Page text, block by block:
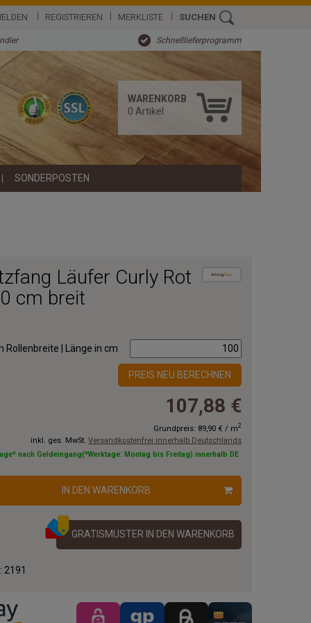
REGISTRIEREN MERKLISTE SUCHEN
Schnelllieferprogramm
WARENKORB
0 Artikel
SONDERPOSTEN
Läufer Curly Rot
cm breit
Rollenbreite | Länge in cm
PREIS NEU BERECHNEN
107,88 €
Grundpreis: 89,90 € / m2
inkl. ges. MwSt. Versandkostenfrei innerhalb Deutschlands
nach Geldeingang(*Werktage: Montag bis Freitag) innerhalb DE
IN DEN WARENKORB
GRATISMUSTER IN DEN WARENKORB
2191